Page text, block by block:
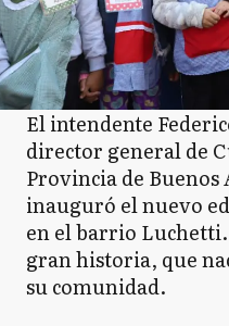
El intendente
director general de
Provincia de
inauguró el nuevo
en el barrio
gran historia, que
su comunidad.